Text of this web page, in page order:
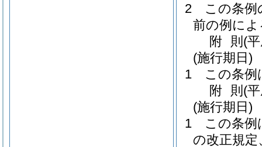
2
この条例
前の例によ
附 則 (
(施行期日)
1
この条例
附 則 (
(施行期日)
1
この条例
の改正規定